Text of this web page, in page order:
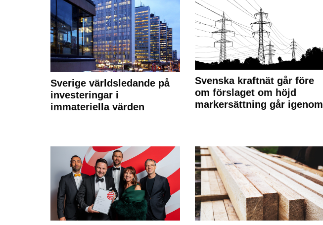
Sverige världsledande på
investeringar i
immateriella värden
Svenska kraftnät går före
om förslaget om höjd
markersättning går igenom